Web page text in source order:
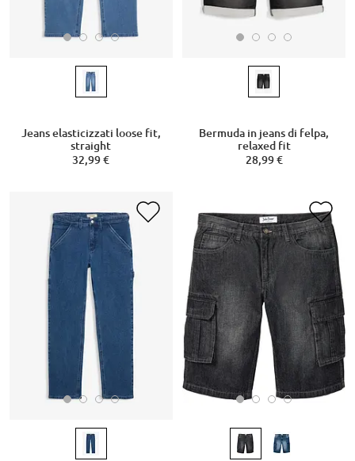
Jeans elasticizzati loose fit,
straight
32,99 €
Bermuda in jeans di felpa,
relaxed fit
28,99 €